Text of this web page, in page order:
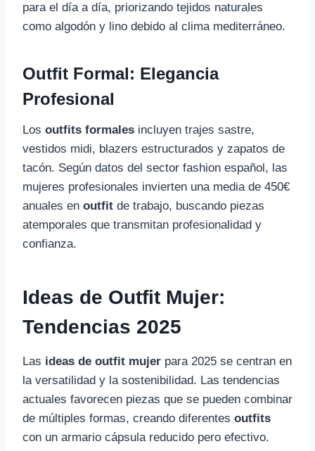
para el día a día, priorizando tejidos naturales
como algodón y lino debido al clima mediterráneo.
Outfit Formal: Elegancia
Profesional
Los outfits formales incluyen trajes sastre,
vestidos midi, blazers estructurados y zapatos de
tacón. Según datos del sector fashion español, las
mujeres profesionales invierten una media de 450€
anuales en outfit de trabajo, buscando piezas
atemporales que transmitan profesionalidad y
confianza.
Ideas de Outfit Mujer:
Tendencias 2025
Las ideas de outfit mujer para 2025 se centran en
la versatilidad y la sostenibilidad. Las tendencias
actuales favorecen piezas que se pueden combinar
de múltiples formas, creando diferentes outfits
con un armario cápsula reducido pero efectivo.